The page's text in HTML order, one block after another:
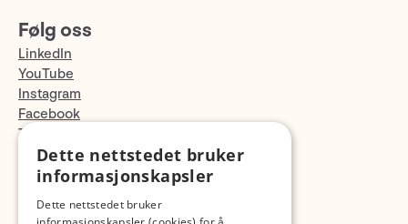
Følg oss
LinkedIn
YouTube
Instagram
Facebook
TikTok
Fotopodden
Dette nettstedet bruker
informasjonskapsler
Dette nettstedet bruker